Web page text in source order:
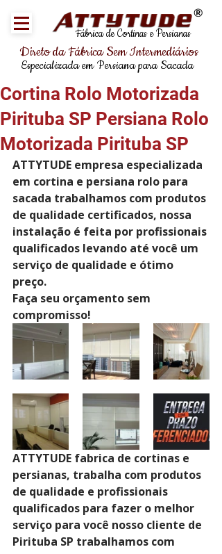
Fábrica de Cortinas e Persianas
®
Direto da Fábrica Sem Intermediários
Especializada em Persiana para Sacada
Cortina Rolo Motorizada
Pirituba SP Persiana Rolo
Motorizada Pirituba SP
ATTYTUDE empresa especializada
em cortina e persiana rolo para
sacada trabalhamos com produtos
de qualidade certificados, nossa
instalação é feita por profissionais
qualificados levando até você um
serviço de qualidade e ótimo
preço.
Faça seu orçamento sem
compromisso!
ATTYTUDE fabrica de cortinas e
persianas, trabalha com produtos
de qualidade e profissionais
qualificados para fazer o melhor
serviço para você nosso cliente de
Pirituba SP trabalhamos com